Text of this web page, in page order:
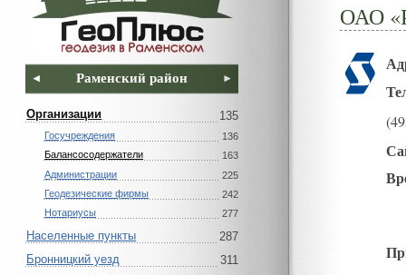
Раменский район
Организации 135
Госучреждения
136
Балансосодержатели
163
Администрации
225
Геодезические фирмы
242
Нотариусы
277
Населенные пункты
287
Бронницкий уезд
311
ОАО